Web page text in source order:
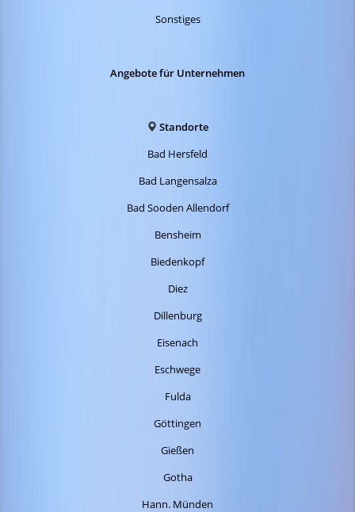
Sonstiges
Angebote für Unternehmen
Standorte
Bad Hersfeld
Bad Langensalza
Bad Sooden Allendorf
Bensheim
Biedenkopf
Diez
Dillenburg
Eisenach
Eschwege
Fulda
Göttingen
Gießen
Gotha
Hann. Münden